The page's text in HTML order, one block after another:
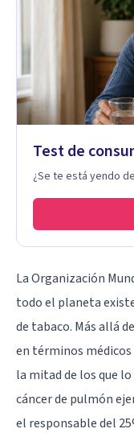
Test de
¿Se te está yendo
La Organización
todo el planeta
de tabaco. Más allá
en términos
la mitad de los que
cáncer de pulmón
el responsable del